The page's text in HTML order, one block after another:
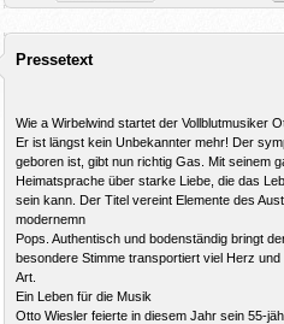
Pressetext
Wie a Wirbelwind startet der Vollblutmusiker
Er ist längst kein Unbekannter mehr! Der
geboren ist, gibt nun richtig Gas. Mit seinem
Heimatsprache über starke Liebe, die das
sein kann. Der Titel vereint Elemente des
modernemn
Pops. Authentisch und bodenständig bringt
besondere Stimme transportiert viel Herz
Art.
Ein Leben für die Musik
Otto Wiesler feierte in diesem Jahr sein 55-